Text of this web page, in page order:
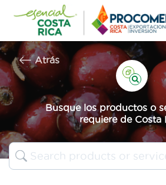
contenido
Atrás
Busque los productos o
requiere de Costa